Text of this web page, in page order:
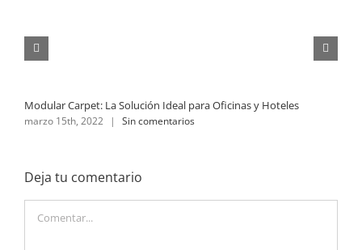
Modular Carpet: La Solución Ideal para Oficinas y Hoteles
marzo 15th, 2022 | Sin comentarios
Deja tu comentario